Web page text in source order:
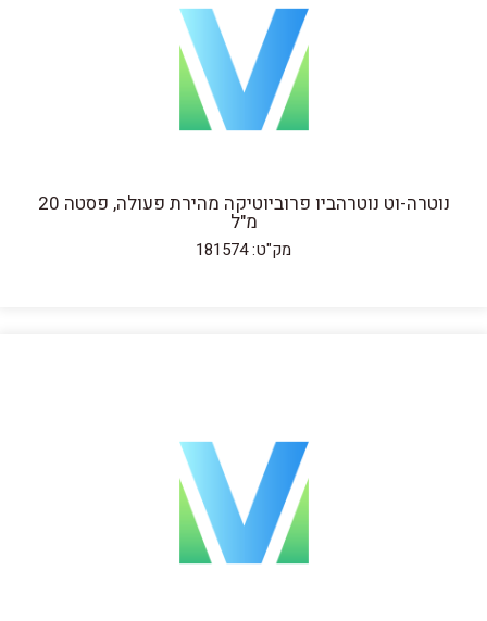
נוטרה-וט נוטרהביו פרוביוטיקה מהירת פעולה, פסטה 20
מ"ל
מק"ט: 181574